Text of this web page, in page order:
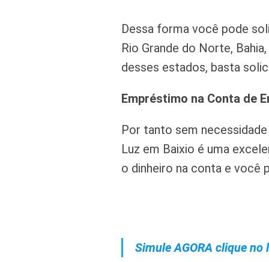
Dessa forma você pode
Rio Grande do Norte,
desses estados, basta
Empréstimo na Conta de
Por tanto sem
Luz em Baixio é uma
o dinheiro na conta e você
Simule AGORA clique no